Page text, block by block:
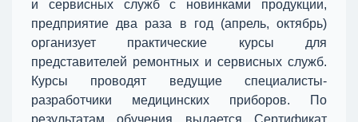
и сервисных служб с новинками продукции,
предприятие два раза в год (апрель, октябрь)
организует практические курсы для
представителей ремонтных и сервисных служб.
Курсы проводят ведущие специалисты-
разработчики медицинских приборов. По
результатам обучения выдается Сертификат